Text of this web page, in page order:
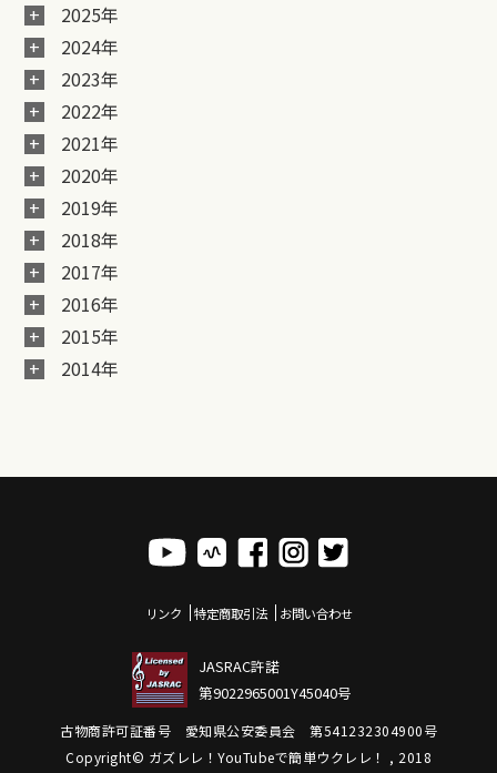
2025年
2024年
2023年
2022年
2021年
2020年
2019年
2018年
2017年
2016年
2015年
2014年
リンク 特定商取引法 お問い合わせ
JASRAC許諾
第9022965001Y45040号
古物商許可証番号 愛知県公安委員会 第541232304900号
Copyright© ガズレレ！YouTubeで簡単ウクレレ！ , 2018